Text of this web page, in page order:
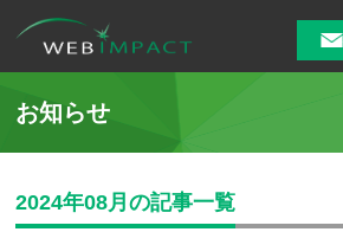
お知らせ
2024年08月の記事一覧